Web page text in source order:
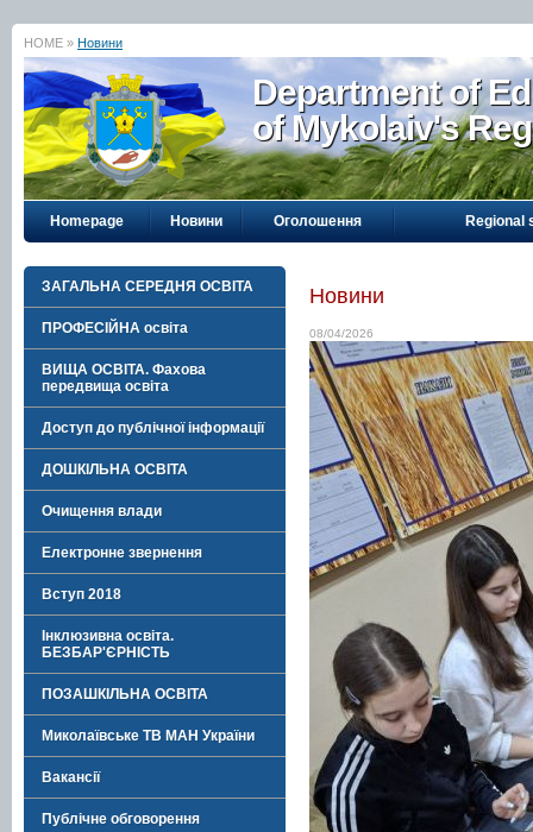
HOME » Новини
Department of
of Mykolaiv's
Homepage Новини Оголошення Regional
ЗАГАЛЬНА СЕРЕДНЯ ОСВІТА
ПРОФЕСІЙНА освіта
ВИЩА ОСВІТА. Фахова
передвища освіта
Доступ до публічної інформації
ДОШКІЛЬНА ОСВІТА
Очищення влади
Електронне звернення
Вступ 2018
Інклюзивна освіта.
БЕЗБАР'ЄРНІСТЬ
ПОЗАШКІЛЬНА ОСВІТА
Миколаївське ТВ МАН України
Вакансії
Публічне обговорення
Новини
08/04/2026